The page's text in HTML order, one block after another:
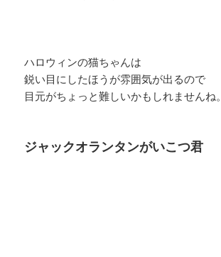
ハロウィンの猫ちゃんは
鋭い目にしたほうが雰囲気が出るので
目元がちょっと難しいかもしれませんね。
ジャックオランタンがいこつ君